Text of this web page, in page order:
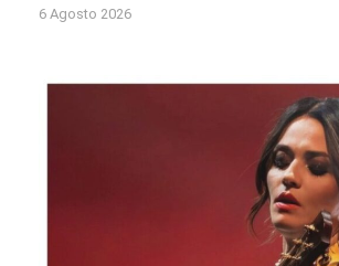
6 Agosto 2026